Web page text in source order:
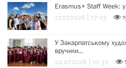
Erasmus+ Staff Week:
27.07.2026 | 17:03
У Закарпатському
вручили…
24.07.2026 | 10:39